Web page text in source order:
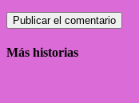
Más historias